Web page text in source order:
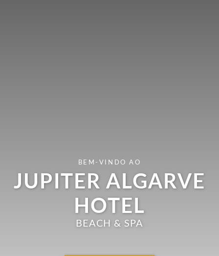
BEM-VINDO AO
JUPITER ALGARVE
HOTEL
BEACH & SPA